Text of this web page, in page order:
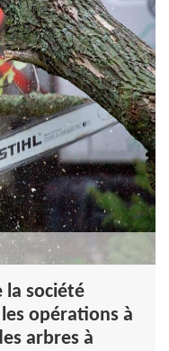
la société
opérations à
arbres à